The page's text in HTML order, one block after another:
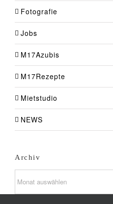
Fotografie
Jobs
M17Azubis
M17Rezepte
Mietstudio
NEWS
Archiv